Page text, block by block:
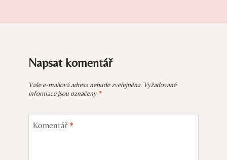
Napsat komentář
Vaše e-mailová adresa nebude zveřejněna. Vyžadované
informace jsou označeny *
Komentář *